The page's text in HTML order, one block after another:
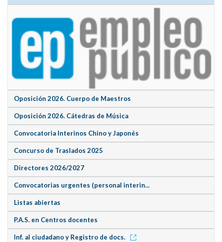
Oposición 2026. Cuerpo de Maestros
Oposición 2026. Cátedras de Música
Convocatoria Interinos Chino y Japonés
Concurso de Traslados 2025
Directores 2026/2027
Convocatorias urgentes (personal interin...
Listas abiertas
P.A.S. en Centros docentes
Inf. al ciudadano y Registro de docs.